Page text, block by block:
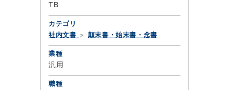
TB
カテゴリ
社内文書
顛末書・始末書・念書
業種
汎用
職種